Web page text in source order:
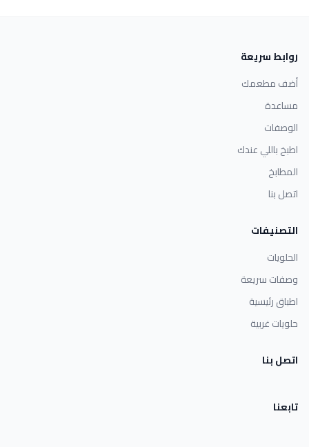
روابط سريعة
أضف مطعمك
مساعدة
الوصفات
اطبخ باللي عندك
المطابخ
اتصل بنا
التصنيفات
الحلويات
وصفات سريعة
اطباق رئيسية
حلويات غربية
اتصل بنا
تابعنا